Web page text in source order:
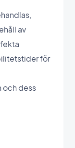
av
för
och dess